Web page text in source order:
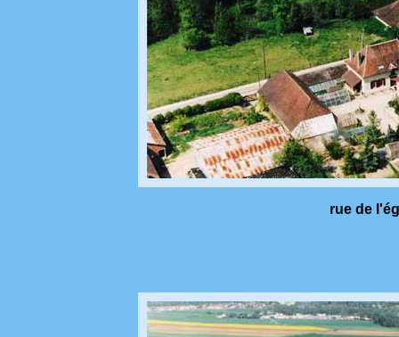
rue de